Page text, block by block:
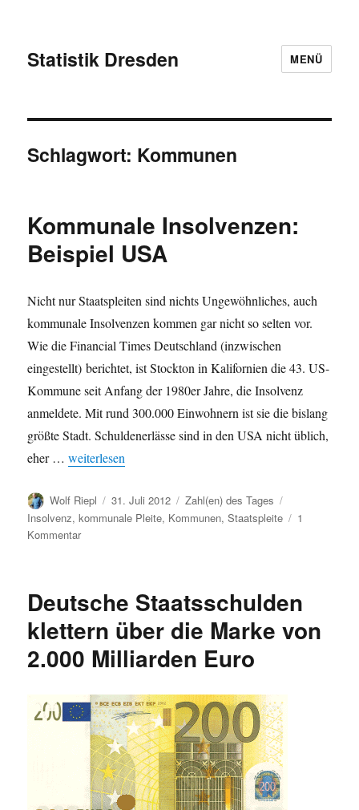
Statistik Dresden MENÜ
Schlagwort: Kommunen
Kommunale Insolvenzen:
Beispiel USA
Nicht nur Staatspleiten sind nichts Ungewöhnliches, auch
kommunale Insolvenzen kommen gar nicht so selten vor.
Wie die Financial Times Deutschland (inzwischen
eingestellt) berichtet, ist Stockton in Kalifornien die 43. US-
Kommune seit Anfang der 1980er Jahre, die Insolvenz
anmeldete. Mit rund 300.000 Einwohnern ist sie die bislang
größte Stadt. Schuldenerlässe sind in den USA nicht üblich,
eher …„Kommunale Insolvenzen: Beispiel USA“
weiterlesen
Autor
Wolf Riepl
Veröffentlicht
am
31. Juli 2012 Kategorien
Zahl(en) des Tages
Insolvenz,kommunale Pleite, Kommunen,Staatspleite
1
Kommentarzu
USA
Deutsche Staatsschulden
klettern über die Marke von
2.000 Milliarden Euro